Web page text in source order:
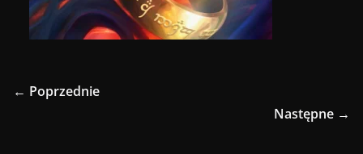
← Poprzednie
Następne →